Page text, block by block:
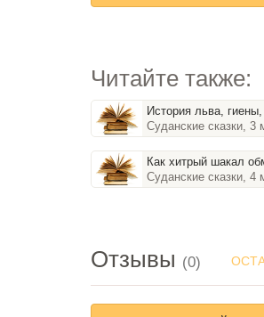
Читайте также:
История льва, гиены,
Суданские сказки, 3
Как хитрый шакал обманул
Суданские сказки, 4
Отзывы (0)